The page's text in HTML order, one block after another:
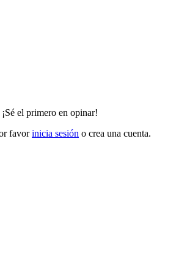
el primero en opinar!
favorinicia sesión o crea una cuenta.